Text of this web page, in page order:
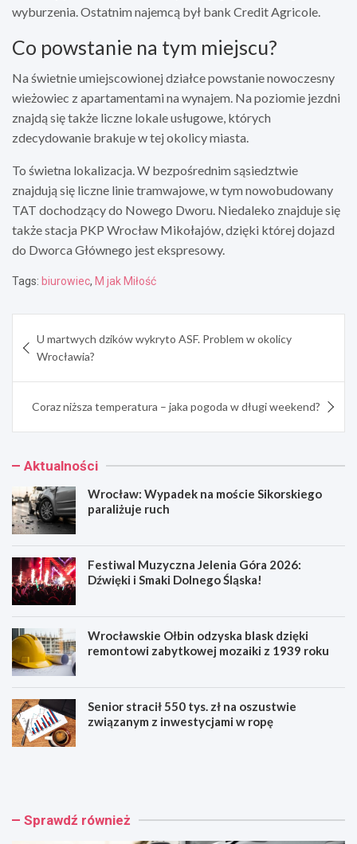
wyburzenia. Ostatnim najemcą był bank Credit Agricole.
Co powstanie na tym miejscu?
Na świetnie umiejscowionej działce powstanie nowoczesny
wieżowiec z apartamentami na wynajem. Na poziomie jezdni
znajdą się także liczne lokale usługowe, których
zdecydowanie brakuje w tej okolicy miasta.
To świetna lokalizacja. W bezpośrednim sąsiedztwie
znajdują się liczne linie tramwajowe, w tym nowobudowany
TAT dochodzący do Nowego Dworu. Niedaleko znajduje się
także stacja PKP Wrocław Mikołajów, dzięki której dojazd
do Dworca Głównego jest ekspresowy.
Tags: biurowiec, M jak Miłość
wpisu
U martwych dzików wykryto ASF. Problem w okolicy
Wrocławia?
Coraz niższa temperatura – jaka pogoda w długi weekend?
Aktualności
Wrocław: Wypadek na moście Sikorskiego
paraliżuje ruch
Festiwal Muzyczna Jelenia Góra 2026:
Dźwięki i Smaki Dolnego Śląska!
Wrocławskie Ołbin odzyska blask dzięki
remontowi zabytkowej mozaiki z 1939 roku
Senior stracił 550 tys. zł na oszustwie
związanym z inwestycjami w ropę
W
a
F
w Sprawdź również